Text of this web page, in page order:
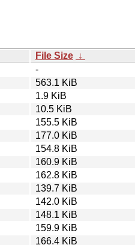
File Size ↓
-
563.1 KiB
1.9 KiB
10.5 KiB
155.5 KiB
177.0 KiB
154.8 KiB
160.9 KiB
162.8 KiB
139.7 KiB
142.0 KiB
148.1 KiB
159.9 KiB
166.4 KiB